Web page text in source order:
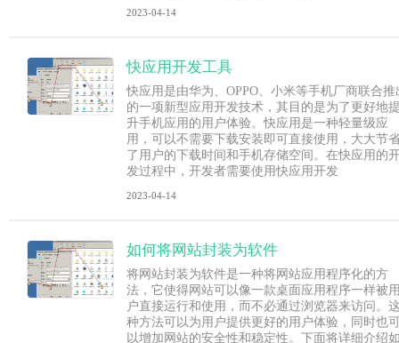
2023-04-14
快应用开发工具
快应用是由华为、OPPO、小米等手机厂商联合推
的一项新型应用开发技术，其目的是为了更好地
升手机应用的用户体验。快应用是一种轻量级应
用，可以不需要下载安装即可直接使用，大大节
了用户的下载时间和手机存储空间。在快应用的
发过程中，开发者需要使用快应用开发
2023-04-14
如何将网站封装为软件
将网站封装为软件是一种将网站应用程序化的方
法，它使得网站可以像一款桌面应用程序一样被
户直接运行和使用，而不必通过浏览器来访问。
种方法可以为用户提供更好的用户体验，同时也
以增加网站的安全性和稳定性。下面将详细介绍